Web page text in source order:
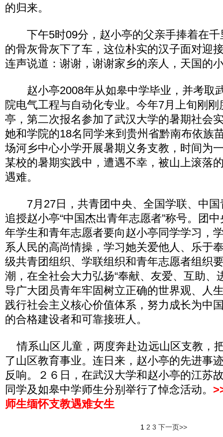
的归来。
下午5时09分，赵小亭的父亲手捧着在千
的骨灰骨灰下了车，这位朴实的汉子面对迎
连声说道：谢谢，谢谢家乡的亲人，天国的
赵小亭2008年从如皋中学毕业，并考取
院电气工程与自动化专业。今年7月上旬刚
亭，第二次报名参加了武汉大学的暑期社会
她和学院的18名同学来到贵州省黔南布依族
场河乡中心小学开展暑期义务支教，时间为
某校的暑期实践中，遭遇不幸，被山上滚落
遇难。
7月27日，共青团中央、全国学联、中国
追授赵小亭“中国杰出青年志愿者”称号。团
年学生和青年志愿者要向赵小亭同学学习，
系人民的高尚情操，学习她关爱他人、乐于
级共青团组织、学联组织和青年志愿者组织
潮，在全社会大力弘扬“奉献、友爱、互助、
导广大团员青年牢固树立正确的世界观、人
践行社会主义核心价值体系，努力成长为中
的合格建设者和可靠接班人。
情系山区儿童，两度奔赴边远山区支教，
了山区教育事业。连日来，赵小亭的先进事
反响。２６日，在武汉大学和赵小亭的江苏
同学及如皋中学师生分别举行了悼念活动。
师生缅怀支教遇难女生
1 2 3 下一页>>